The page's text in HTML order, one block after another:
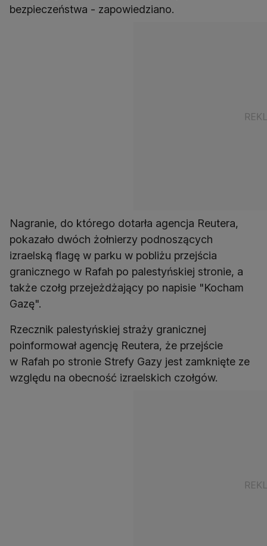
bezpieczeństwa - zapowiedziano.
Nagranie, do którego dotarła agencja Reutera,
pokazało dwóch żołnierzy podnoszących
izraelską flagę w parku w pobliżu przejścia
granicznego w Rafah po palestyńskiej stronie, a
także czołg przejeżdżający po napisie "Kocham
Gazę".
Rzecznik palestyńskiej straży granicznej
poinformował agencję Reutera, że przejście
w Rafah po stronie Strefy Gazy jest zamknięte ze
względu na obecność izraelskich czołgów.